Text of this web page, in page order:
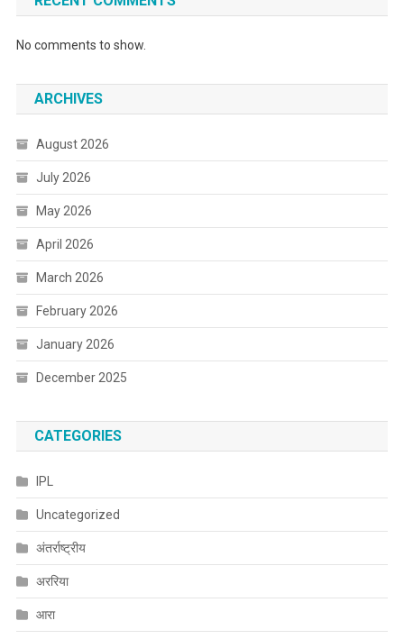
No comments to show.
ARCHIVES
August 2026
July 2026
May 2026
April 2026
March 2026
February 2026
January 2026
December 2025
CATEGORIES
IPL
Uncategorized
अंतर्राष्ट्रीय
अररिया
आरा